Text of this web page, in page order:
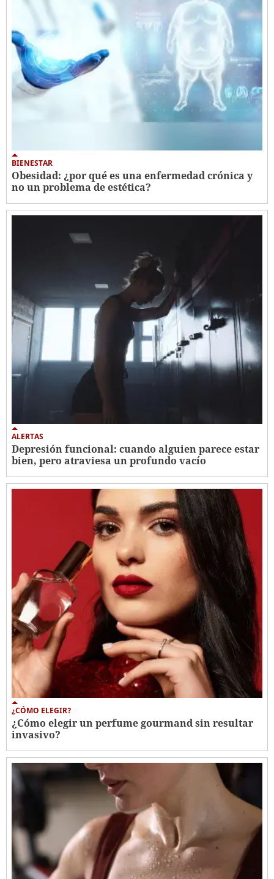
BIENESTAR
Obesidad: ¿por qué es una enfermedad crónica y
no un problema de estética?
ALERTAS
Depresión funcional: cuando alguien parece estar
bien, pero atraviesa un profundo vacío
¿CÓMO ELEGIR?
¿Cómo elegir un perfume gourmand sin resultar
invasivo?